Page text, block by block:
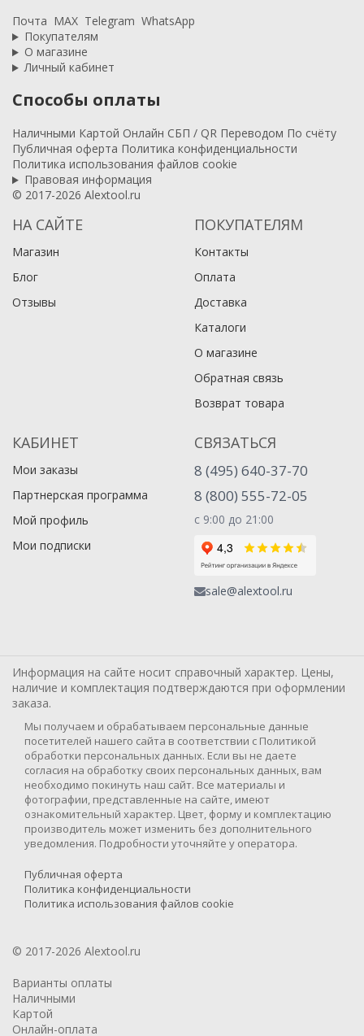
Почта MAX Telegram WhatsApp
Покупателям
О магазине
Личный кабинет
Способы оплаты
Наличными Картой Онлайн СБП / QR Переводом По счёту
Публичная оферта Политика конфиденциальности
Политика использования файлов cookie
Правовая информация
© 2017-2026 Alextool.ru
НА САЙТЕ
Магазин
Блог
Отзывы
ПОКУПАТЕЛЯМ
Контакты
Оплата
Доставка
Каталоги
О магазине
Обратная связь
Возврат товара
КАБИНЕТ
Мои заказы
Партнерская программа
Мой профиль
Мои подписки
СВЯЗАТЬСЯ
8 (495) 640-37-70
8 (800) 555-72-05
с 9:00 до 21:00
sale@alextool.ru
Информация на сайте носит справочный характер. Цены,
наличие и комплектация подтверждаются при оформлении
заказа.
Мы получаем и обрабатываем персональные данные
посетителей нашего сайта в соответствии с Политикой
обработки персональных данных. Если вы не даете
согласия на обработку своих персональных данных, вам
необходимо покинуть наш сайт. Все материалы и
фотографии, представленные на сайте, имеют
ознакомительный характер. Цвет, форму и комплектацию
производитель может изменить без дополнительного
уведомления. Подробности уточняйте у оператора.
Публичная оферта
Политика конфиденциальности
Политика использования файлов cookie
© 2017-2026 Alextool.ru
Варианты оплаты
Наличными
Картой
Онлайн-оплата